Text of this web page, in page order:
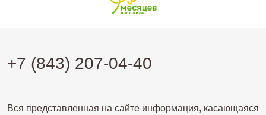
+7 (843) 207-04-40
Вся представленная на сайте информация, касающаяся